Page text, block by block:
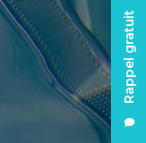
Rappel gratuit